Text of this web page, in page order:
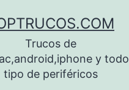
Trucos de
y todo
tipo de periféricos